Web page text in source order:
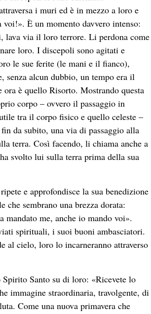
i muri ed è in mezzo a loro e
voi!». È un momento davvero intenso:
lava via il loro terrore. Li perdona come
loro. I discepoli sono agitati e
le sue ferite (le mani e il fianco),
senza alcun dubbio, un tempo era il
ora è quello Risorto. Mostrando questa
corpo – ovvero il passaggio in
tra il corpo fisico e quello celeste –
da subito, una via di passaggio alla
terra. Così facendo, li chiama anche a
svolto lui sulla terra prima della sua
e approfondisce la sua benedizione
che sembrano una brezza dorata:
mandato me, anche io mando voi».
spirituali, i suoi buoni ambasciatori.
al cielo, loro lo incarneranno attraverso
Santo su di loro: «Ricevete lo
immagine straordinaria, travolgente, di
Come una nuova primavera che